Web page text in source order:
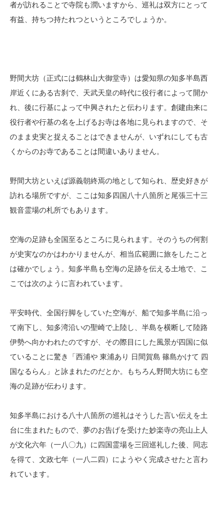
者が訪れることで寺院も潤いますから、巡礼は双方にとって
有益、持ちつ持たれつというところでしょうか。
野間大坊（正式には鶴林山大御堂寺）は愛知県の知多半島西
岸近くにある古刹で、天武天皇の時代に役行者によって開か
れ、後に行基によって中興されたと伝わります。創建由来に
役行者や行基の名を上げるお寺は各地に見られますので、そ
のまま史実と捉えることはできませんが、いずれにしても古
くからのお寺であることは間違いありません。
野間大坊といえば源義朝終焉の地として知られ、歴史好きが
訪れる場所ですが、ここは知多四国八十八箇所と尾張三十三
観音霊場の札所でもあります。
空海の足跡も全国至るところに見られます。そのうちの何割
が史実なのかはわかりませんが、相当広範囲に旅をしたこと
は確かでしょう。知多半島も空海の足跡を伝える土地で、こ
こでは次のように言われています。
平安時代、全国行脚をしていた空海が、船で知多半島に沿っ
て南下し、知多湾沿いの聖崎で上陸し、半島を横断して陸路
伊勢へ向かわれたのですが、その際目にした風景が四国に似
ていることに驚き「西浦や 東浦あり 日間賀島 篠島かけて 四
国なるらん」と詠まれたのだとか。もちろん野間大坊にも空
海の足跡が伝わります。
知多半島における八十八箇所の巡礼はそうした言い伝えを土
台に生まれたもので、夢のお告げを受けた妙楽寺の亮山上人
が文化六年（一八〇九）に四国霊場を三回巡礼した後、同志
を得て、文政七年（一八二四）にようやく完成させたと言わ
れています。